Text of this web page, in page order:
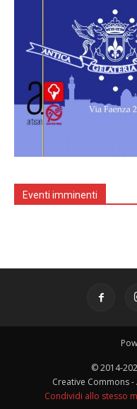
Eventi imminenti
© 2014-
Creative Commons
Condividi allo stesso